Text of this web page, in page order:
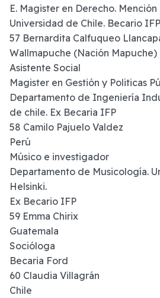
E. Magister en Derecho.
Universidad de Chile. Becario IFP
57 Bernardita Calfuqueo
Wallmapuche (Nación Mapuche)
Asistente Social
Magister en Gestión y Politicas
Departamento de Ingeniería
de chile. Ex Becaria IFP
58 Camilo Pajuelo Valdez
Perú
Músico e investigador
Departamento de Musicología.
Helsinki.
Ex Becario IFP
59 Emma Chirix
Guatemala
Socióloga
Becaria Ford
60 Claudia Villagrán
Chile